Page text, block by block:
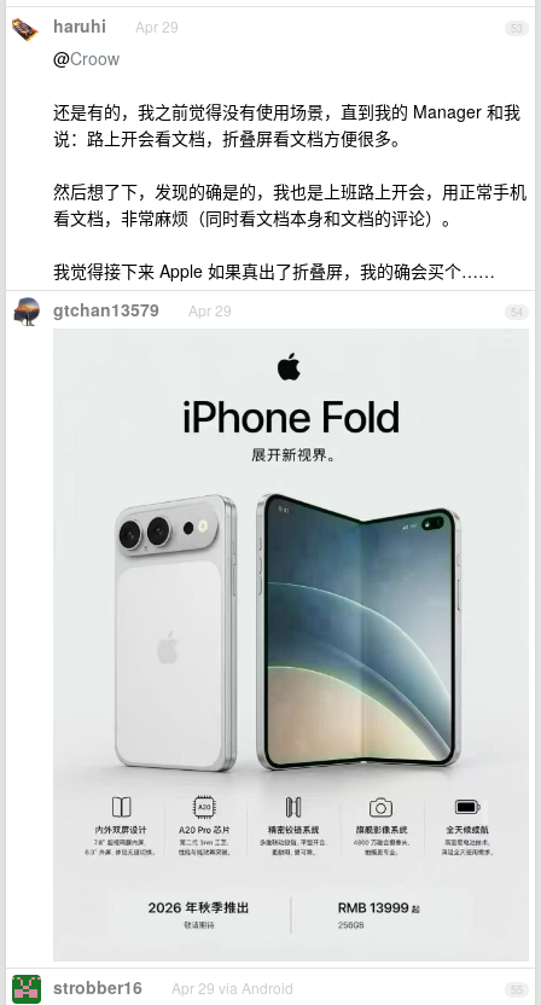
53
haruhi Apr 29
@Croow
还是有的，我之前觉得没有使用场景，直到我的 Manager 和我
说：路上开会看文档，折叠屏看文档方便很多。
然后想了下，发现的确是的，我也是上班路上开会，用正常手机
看文档，非常麻烦（同时看文档本身和文档的评论）。
我觉得接下来 Apple 如果真出了折叠屏，我的确会买个……
54
gtchan13579 Apr 29
55
strobber16 Apr 29 via Android